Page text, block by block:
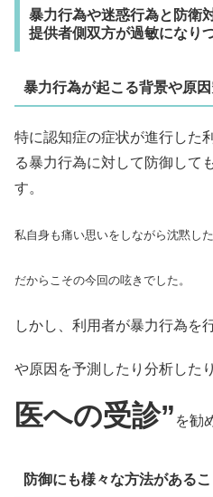
暴力行為や迷惑行為と防衛
提供者側双方が過敏になり
暴力行為が起こる背景や原
特に認知症の症状が進行した
る暴力行為に対して防御して
す。
私自身も痛い思いをしながら沈黙し
だからこその今回の呟きでした。
しかし、利用者が暴力行為を
や原因を予測したり分析した
医への受診” を勧
防御にも様々な方法がある